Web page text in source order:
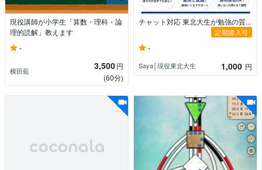
現役講師が小学生「算数・理科・論
理的読解」教えます
-
横田藍 3,500円
(60分)
チャット対応 東北大生が勉強の質...
定期購入可
-
Saya│現役東北大生 1,000 円